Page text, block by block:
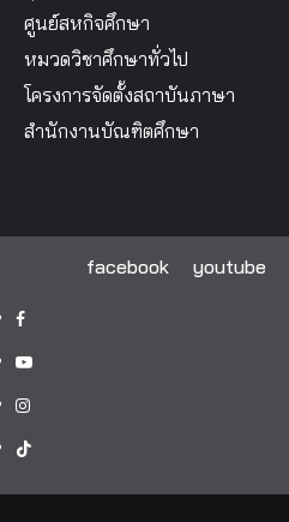
ศูนย์สหกิจศึกษา
หมวดวิชาศึกษาทั่วไป
โครงการจัดตั้งสถาบันภาษา
สำนักงานบัณฑิตศึกษา
facebook youtube
facebook
youtube
instagram
tiktok